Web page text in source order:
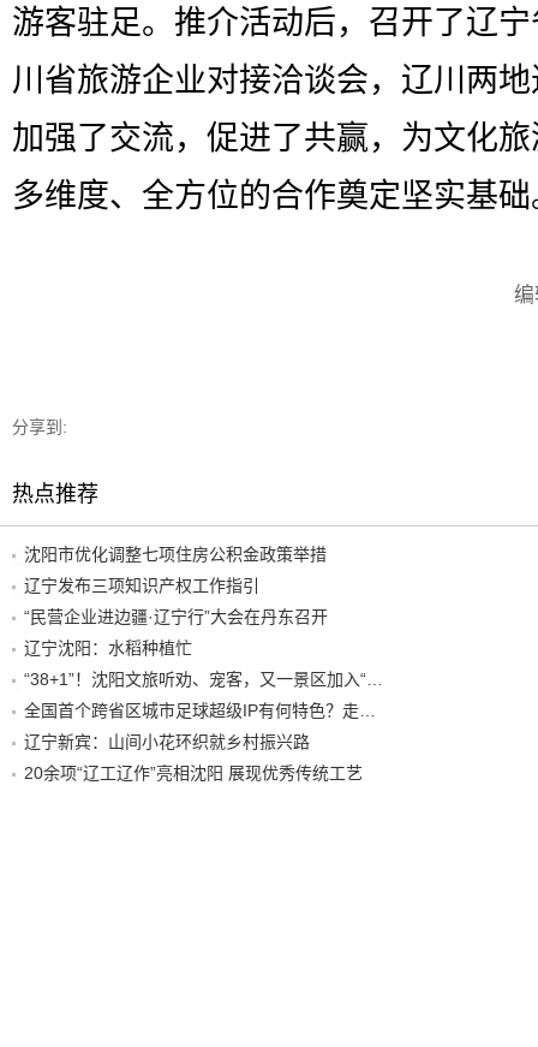
游客驻足。推介活动后，召开了辽
川省旅游企业对接洽谈会，辽川两
加强了交流，促进了共赢，为文化
多维度、全方位的合作奠定坚实基础
分享到:
热点推荐
沈阳市优化调整七项住房公积金政策举措
辽宁发布三项知识产权工作指引
“民营企业进边疆·辽宁行”大会在丹东召开
辽宁沈阳：水稻种植忙
辽宁新宾：山间小花环织就乡村振兴路
20余项“辽工辽作”亮相沈阳 展现优秀传统工艺